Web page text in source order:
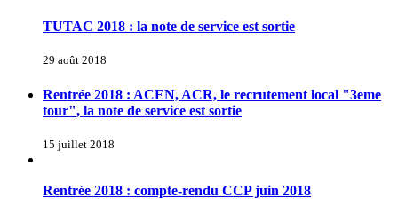
TUTAC 2018 : la note de service est sortie
29 août 2018
Rentrée 2018 : ACEN, ACR, le recrutement local "3eme
tour", la note de service est sortie
15 juillet 2018
Rentrée 2018 : compte-rendu CCP juin 2018